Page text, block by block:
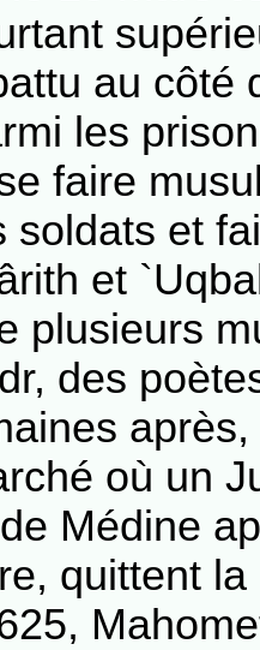
au côté
les
faire
soldats et
et
plusieurs
des
où un
Médine
quittent